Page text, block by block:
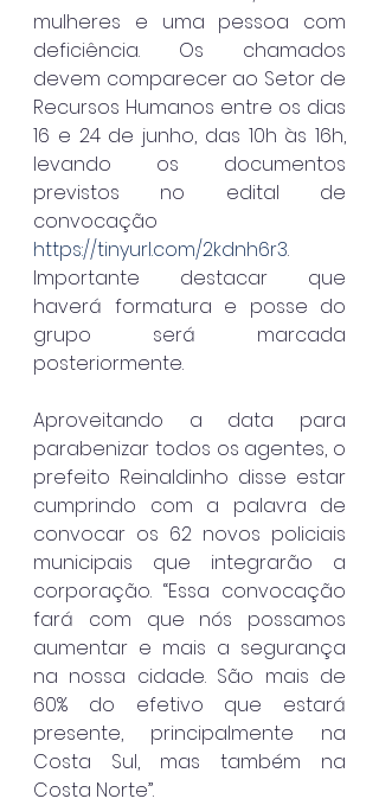
mulheres e uma pessoa com
deficiência. Os chamados
devem comparecer ao Setor de
Recursos Humanos entre os dias
16 e 24 de junho, das 10h às 16h,
levando os documentos
previstos no edital de
https://tinyurl.com/2kdnh6r3.
Importante destacar que
haverá formatura e posse do
grupo será marcada
posteriormente.
Aproveitando a data para
parabenizar todos os agentes, o
prefeito Reinaldinho disse estar
cumprindo com a palavra de
convocar os 62 novos policiais
municipais que integrarão a
corporação. “Essa convocação
fará com que nós possamos
aumentar e mais a segurança
na nossa cidade. São mais de
60% do efetivo que estará
presente, principalmente na
Costa Sul, mas também na
Costa Norte”.